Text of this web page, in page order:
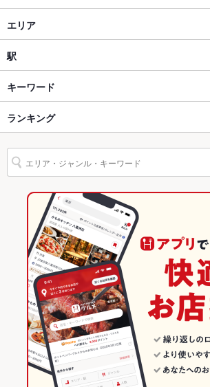
テラス席 なし
設備
Wi-Fi
バリアフリ
ー
駐車場 なし ：近隣有料パーキングをご利用
英語メニュ
あり
その他設備 お気軽に四季彩ダイニング 一 ICHIま
その他
飲み放題 あり ：宴会プランご利用の方
食べ放題 なし ：なし
カクテル充実、焼酎充実、日本酒充実
お子様連れ お子様連れOK ：ご家族連れでもお気
ご相談ください
居酒屋
海鮮
高崎 × 居酒屋
高崎 × 海鮮
高崎駅 × 居酒屋
高崎駅 × 海鮮
創作料理
高崎 × 創作料理
高崎 × 和風
高崎駅 × 創作料理
高崎駅 × 和風
エリア
高崎駅
高崎駅 × 居酒屋
高崎駅 × 海鮮
高崎駅 × 創作料理
高崎駅 × 和風
群馬 × 居酒屋
群馬 × 海鮮
群馬 × 創作料理
群馬 × 和風
駅
高崎駅
高崎問屋町駅
前橋駅
キーワード
卵焼き からあげ
チャーハン 牛タン アヒージョ
ランキング
群馬のグルメランキング
群馬の居酒屋ランキング
群馬の海鮮ランキング
高崎のグルメランキング
高崎の居酒屋ランキング
高崎の海鮮ランキング
高崎駅のグルメランキング
高崎駅の居酒屋ランキング